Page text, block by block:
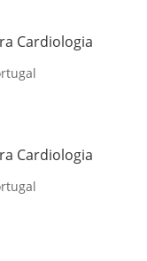
Cardiologia
Cardiologia